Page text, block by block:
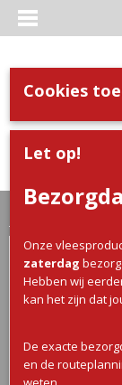
Inloggen
Home>Webshop
Cookies
Let op!
Onze
zaterdag
Hebben wij
kan het zijn dat
De exacte
en de